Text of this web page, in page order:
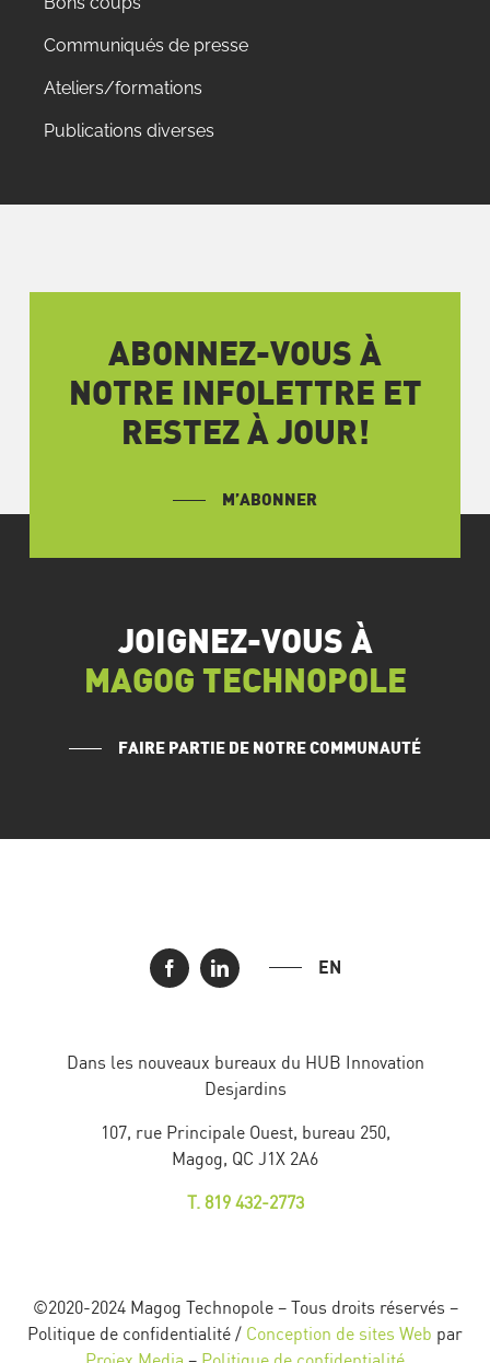
Communiqués de presse
Ateliers/formations
Publications diverses
ABONNEZ-VOUS À
NOTRE INFOLETTRE ET
RESTEZ À JOUR!
M’ABONNER
JOIGNEZ-VOUS À
MAGOG TECHNOPOLE
FAIRE PARTIE DE NOTRE COMMUNAUTÉ
EN
Dans les nouveaux bureaux du HUB Innovation
Desjardins
107, rue Principale Ouest, bureau 250,
Magog, QC J1X 2A6
T. 819 432-2773
©2020-2024 Magog Technopole – Tous droits réservés –
Politique de confidentialité / Conception de sites Web par